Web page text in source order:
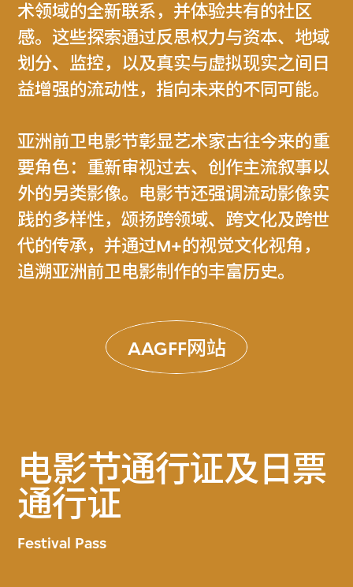
术领域的全新联系，并体验共有的社区
感。这些探索通过反思权力与资本、地域
划分、监控，以及真实与虚拟现实之间日
益增强的流动性，指向未来的不同可能。
亚洲前卫电影节彰显艺术家古往今来的重
要角色：重新审视过去、创作主流叙事以
外的另类影像。电影节还强调流动影像实
践的多样性，颂扬跨领域、跨文化及跨世
代的传承，并通过M+的视觉文化视角，
追溯亚洲前卫电影制作的丰富历史。
AAGFF网站
电影节通行证及日票
通行证
Festival Pass